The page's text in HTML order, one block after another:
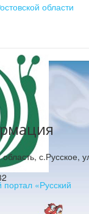
области
«Русский
с.Русское,